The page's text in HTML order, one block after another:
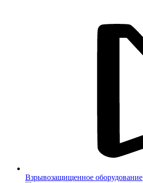
Взрывозащищенное оборудование